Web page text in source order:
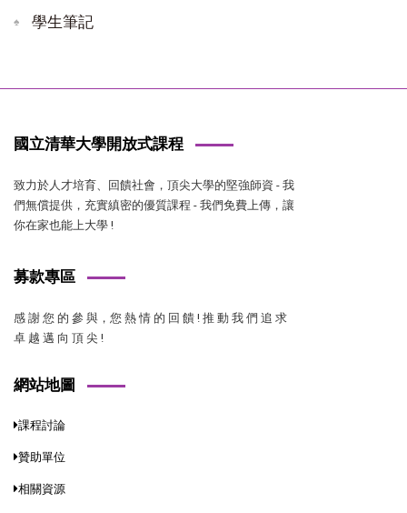
學生筆記
國立清華大學開放式課程
致力於人才培育、回饋社會，頂尖大學的堅強師資 - 我
們無償提供，充實縝密的優質課程 - 我們免費上傳，讓
你在家也能上大學 !
募款專區
感 謝 您 的 參 與，您 熱 情 的 回 饋 ! 推 動 我 們 追 求
卓 越 邁 向 頂 尖 !
網站地圖
課程討論
贊助單位
相關資源